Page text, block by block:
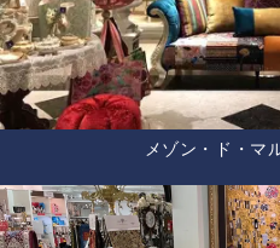
メゾン・ド・マ